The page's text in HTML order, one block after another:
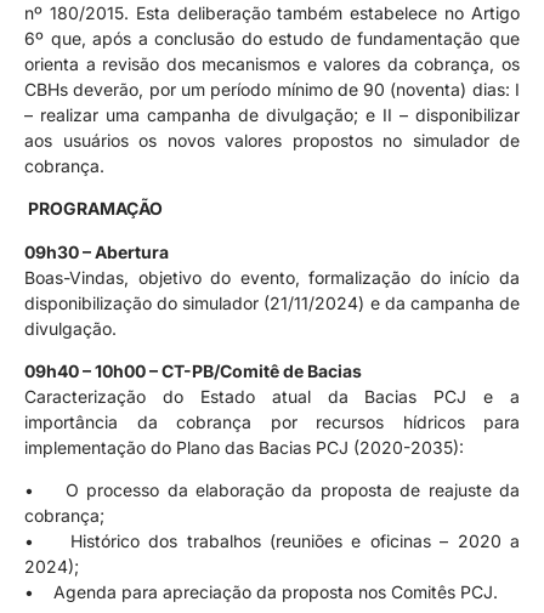
nº 180/2015. Esta deliberação também estabelece no Artigo
6º que, após a conclusão do estudo de fundamentação que
orienta a revisão dos mecanismos e valores da cobrança, os
CBHs deverão, por um período mínimo de 90 (noventa) dias: I
– realizar uma campanha de divulgação; e II – disponibilizar
aos usuários os novos valores propostos no simulador de
cobrança.
PROGRAMAÇÃO
09h30 – Abertura
Boas-Vindas, objetivo do evento, formalização do início da
disponibilização do simulador (21/11/2024) e da campanha de
divulgação.
09h40 – 10h00 – CT-PB/Comitê de Bacias
Caracterização do Estado atual da Bacias PCJ e a
importância da cobrança por recursos hídricos para
implementação do Plano das Bacias PCJ (2020-2035):
• O processo da elaboração da proposta de reajuste da
cobrança;
• Histórico dos trabalhos (reuniões e oficinas – 2020 a
2024);
• Agenda para apreciação da proposta nos Comitês PCJ.